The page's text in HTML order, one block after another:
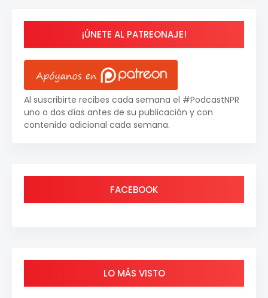
¡ÚNETE AL PATREONAJE!
Al suscribirte recibes cada semana el #PodcastNPR
uno o dos días antes de su publicación y con
contenido adicional cada semana.
FACEBOOK
LO MÁS VISTO